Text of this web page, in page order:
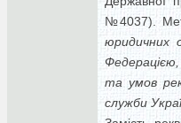
№4037).
юридичних
та умов
служби